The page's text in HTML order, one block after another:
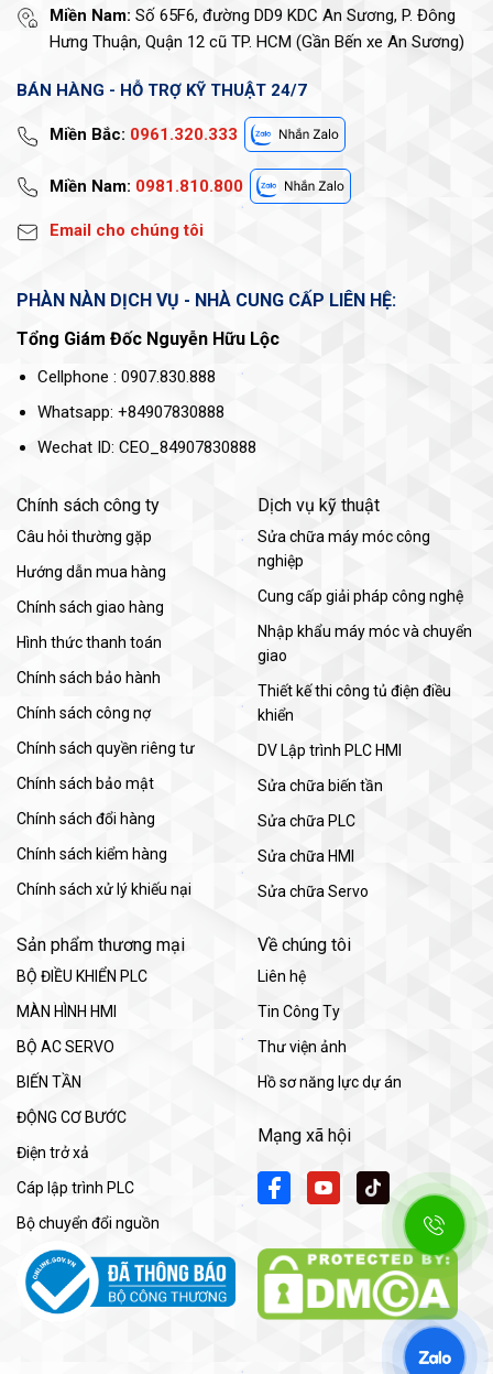
Miền Nam: Số 65F6, đường DD9 KDC An Sương, P. Đông
Hưng Thuận, Quận 12 cũ TP. HCM (Gần Bến xe An Sương)
BÁN HÀNG - HỖ TRỢ KỸ THUẬT 24/7
Miền Bắc: 0961.320.333
Miền Nam: 0981.810.800
Email cho chúng tôi
PHÀN NÀN DỊCH VỤ - NHÀ CUNG CẤP LIÊN HỆ:
Tổng Giám Đốc Nguyễn Hữu Lộc
Cellphone : 0907.830.888
Whatsapp: +84907830888
Wechat ID: CEO_84907830888
Chính sách công ty
Câu hỏi thường gặp
Hướng dẫn mua hàng
Chính sách giao hàng
Hình thức thanh toán
Chính sách bảo hành
Chính sách công nợ
Chính sách quyền riêng tư
Chính sách bảo mật
Chính sách đổi hàng
Chính sách kiểm hàng
Chính sách xử lý khiếu nại
Dịch vụ kỹ thuật
Sửa chữa máy móc công
nghiệp
Cung cấp giải pháp công nghệ
Nhập khẩu máy móc và chuyển
giao
Thiết kế thi công tủ điện điều
khiển
DV Lập trình PLC HMI
Sửa chữa biến tần
Sửa chữa PLC
Sửa chữa HMI
Sửa chữa Servo
Sản phẩm thương mại
BỘ ĐIỀU KHIỂN PLC
MÀN HÌNH HMI
BỘ AC SERVO
BIẾN TẦN
ĐỘNG CƠ BƯỚC
Điện trở xả
Cáp lập trình PLC
Bộ chuyển đổi nguồn
Về chúng tôi
Liên hệ
Tin Công Ty
Thư viện ảnh
Hồ sơ năng lực dự án
Mạng xã hội